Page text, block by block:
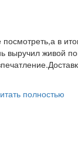
в
выручил живой
полностью